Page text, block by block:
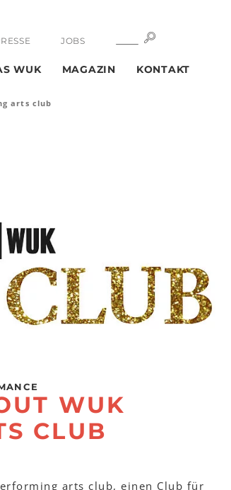
JOBS SUCHE
WUK MAGAZIN KONTAKT
arts club
WUK
CLUB
arts club, einen Club für